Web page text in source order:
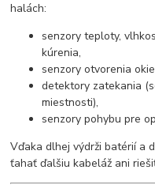
halách:
senzory teploty,
kúrenia,
senzory otvorenia
detektory zatekania
miestnosti),
senzory pohybu pre
Vďaka dlhej výdrži batérií a
ťahať ďalšiu kabeláž ani